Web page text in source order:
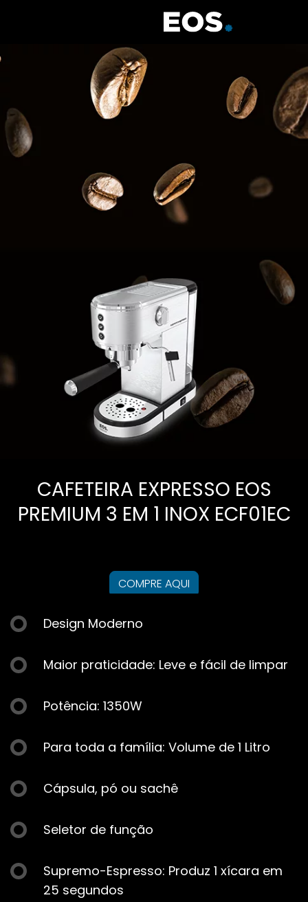
CAFETEIRA EXPRESSO EOS
PREMIUM 3 EM 1 INOX ECF01EC
COMPRE AQUI
Design Moderno
Maior praticidade: Leve e fácil de limpar
Potência: 1350W
Para toda a família: Volume de 1 Litro
Cápsula, pó ou sachê
Seletor de função
Supremo-Espresso: Produz 1 xícara em
25 segundos